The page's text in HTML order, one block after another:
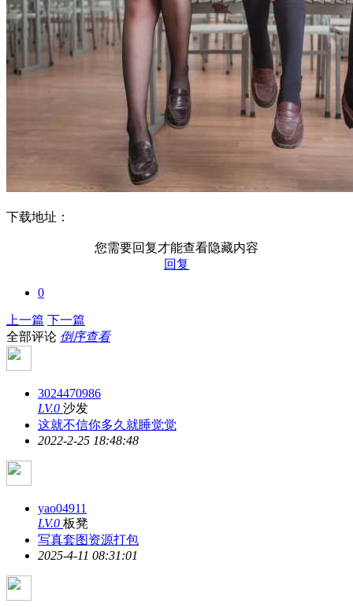
下载地址：
您需要回复才能查看隐藏内容
回复
0
上一篇 下一篇
全部评论 倒序查看
3024470986
LV.0 沙发
这就不信你多久就睡觉觉
2022-2-25 18:48:48
yao04911
LV.0 板凳
写真套图资源打包
2025-4-11 08:31:01